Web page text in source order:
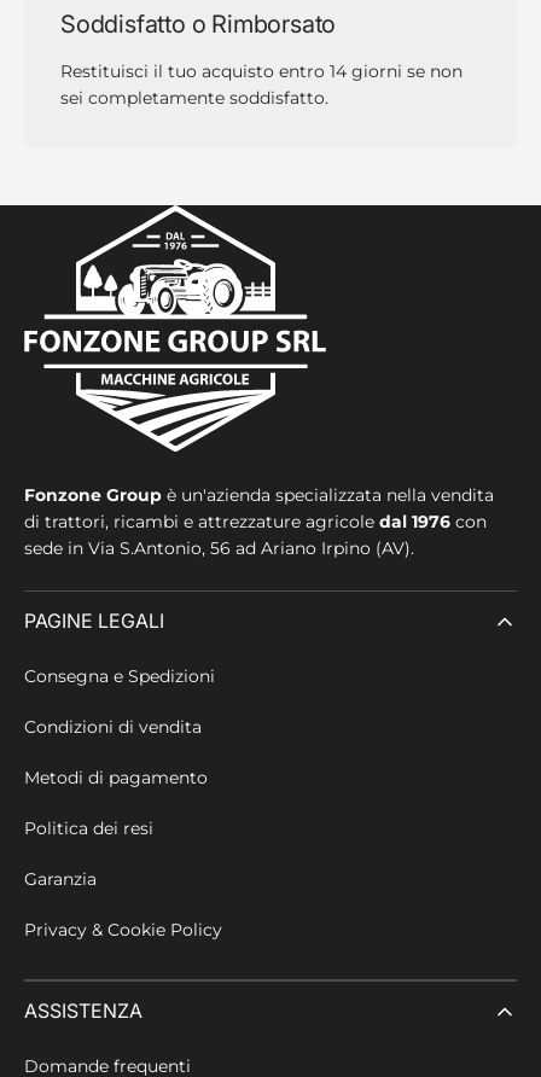
Soddisfatto o Rimborsato
Restituisci il tuo acquisto entro 14 giorni se non
sei completamente soddisfatto.
Fonzone Group è un'azienda specializzata nella vendita
di trattori, ricambi e attrezzature agricole dal 1976 con
sede in Via S.Antonio, 56 ad Ariano Irpino (AV).
PAGINE LEGALI
Consegna e Spedizioni
Condizioni di vendita
Metodi di pagamento
Politica dei resi
Garanzia
Privacy & Cookie Policy
ASSISTENZA
Domande frequenti